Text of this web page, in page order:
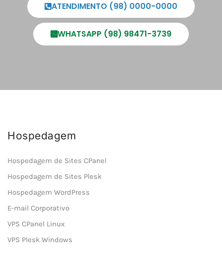
ATENDIMENTO (98) 0000-0000
WHATSAPP (98) 98471-3739
Hospedagem
Hospedagem de Sites CPanel
Hospedagem de Sites Plesk
Hospedagem WordPress
E-mail Corporativo
VPS CPanel Linux
VPS Plesk Windows